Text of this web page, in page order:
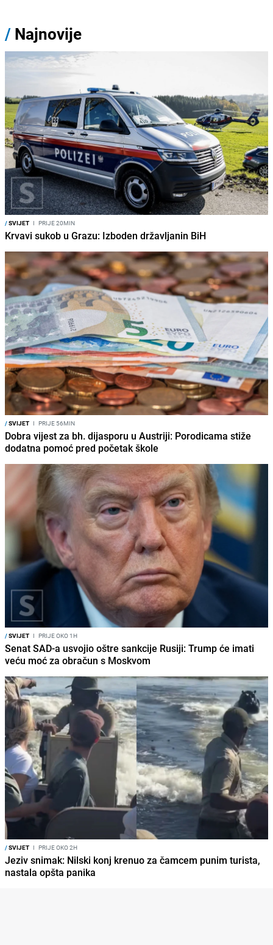
/ Najnovije
/SVIJET I PRIJE 20MIN
Krvavi sukob u Grazu: Izboden državljanin BiH
/SVIJET I PRIJE 56MIN
Dobra vijest za bh. dijasporu u Austriji: Porodicama stiže
dodatna pomoć pred početak škole
/SVIJET I PRIJE OKO 1H
Senat SAD-a usvojio oštre sankcije Rusiji: Trump će imati
veću moć za obračun s Moskvom
/SVIJET I PRIJE OKO 2H
Jeziv snimak: Nilski konj krenuo za čamcem punim turista,
nastala opšta panika